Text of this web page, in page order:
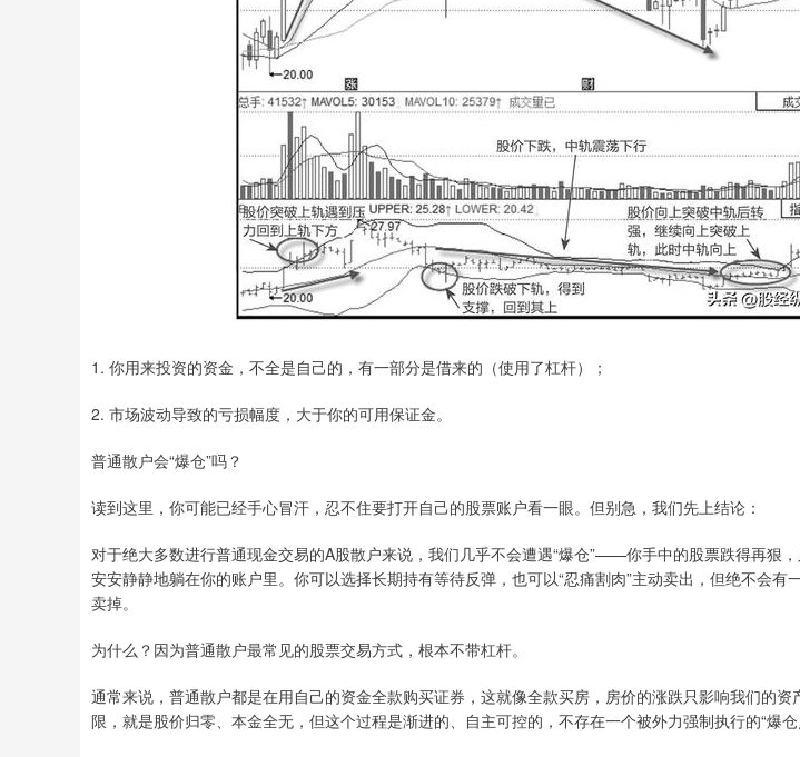
1. 你用来投资的资金，不全是自己的，有一部分是借来的（使用了杠杆）；
2. 市场波动导致的亏损幅度，大于你的可用保证金。
普通散户会“爆仓”吗？
读到这里，你可能已经手心冒汗，忍不住要打开自己的股票账户看一眼。但别急，我们先上结论：
对于绝大多数进行普通现金交易的A股散户来说，我们几乎不会遭遇“爆仓”——你手中的股票跌得再狠
安安静静地躺在你的账户里。你可以选择长期持有等待反弹，也可以“忍痛割肉”主动卖出，但绝不会有
卖掉。
为什么？因为普通散户最常见的股票交易方式，根本不带杠杆。
通常来说，普通散户都是在用自己的资金全款购买证券，这就像全款买房，房价的涨跌只影响我们的资
限，就是股价归零、本金全无，但这个过程是渐进的、自主可控的，不存在一个被外力强制执行的“爆仓